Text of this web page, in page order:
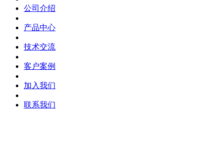
公司介绍
产品中心
技术交流
客户案例
加入我们
联系我们